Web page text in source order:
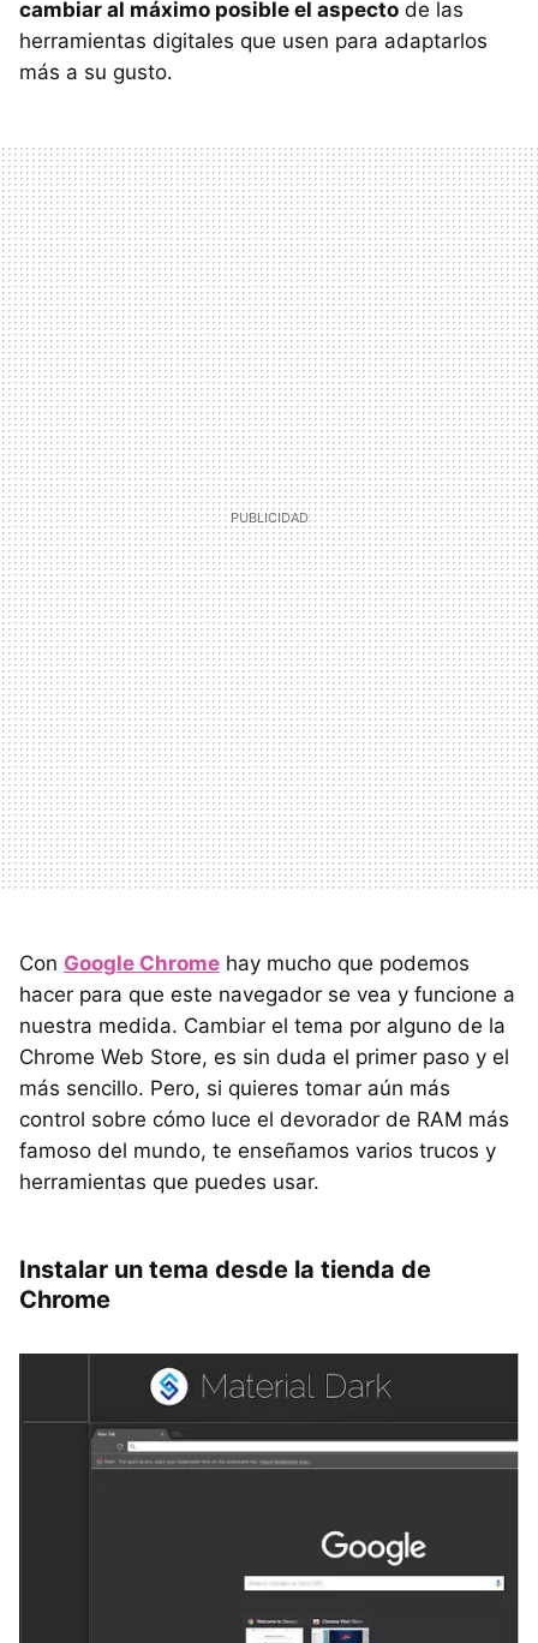
cambiar al máximo posible el aspecto de las
herramientas digitales que usen para adaptarlos
más a su gusto.
Con Google Chrome hay mucho que podemos
hacer para que este navegador se vea y funcione a
nuestra medida. Cambiar el tema por alguno de la
Chrome Web Store, es sin duda el primer paso y el
más sencillo. Pero, si quieres tomar aún más
control sobre cómo luce el devorador de RAM más
famoso del mundo, te enseñamos varios trucos y
herramientas que puedes usar.
Instalar un tema desde la tienda de
Chrome